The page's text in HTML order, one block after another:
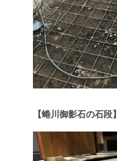
【蜷川御影石の石段】